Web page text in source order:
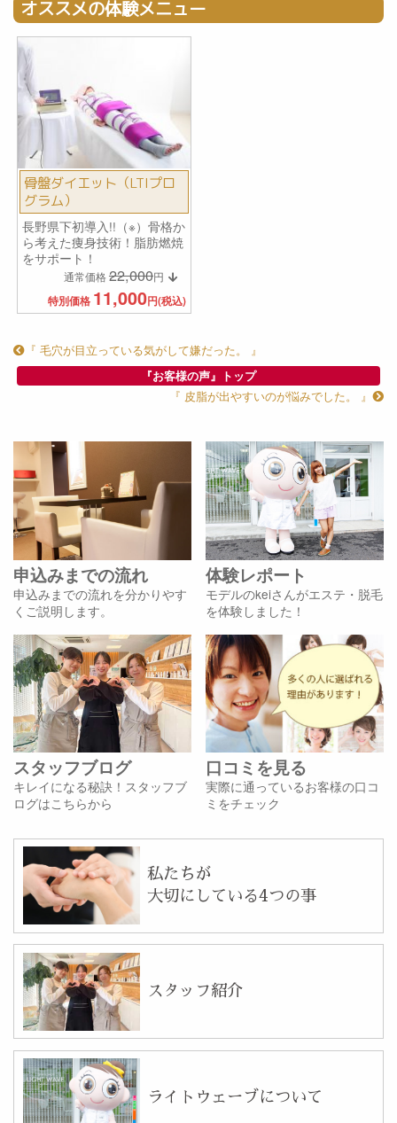
オススメの体験メニュー
骨盤ダイエット（LTIプロ
グラム）
長野県下初導入!!（※）骨格か
ら考えた痩身技術！脂肪燃焼
をサポート！
通常価格 22,000円
特別価格 11,000円(税込)
『 毛穴が目立っている気がして嫌だった。 』
『お客様の声』トップ
『 皮脂が出やすいのが悩みでした。 』
申込みまでの流れ
申込みまでの流れを分かりやす
くご説明します。
体験レポート
モデルのkeiさんがエステ・脱毛
を体験しました！
スタッフブログ
キレイになる秘訣！スタッフブ
ログはこちらから
口コミを見る
実際に通っているお客様の口コ
ミをチェック
私たちが
大切にしている4つの事
スタッフ紹介
ライトウェーブについて